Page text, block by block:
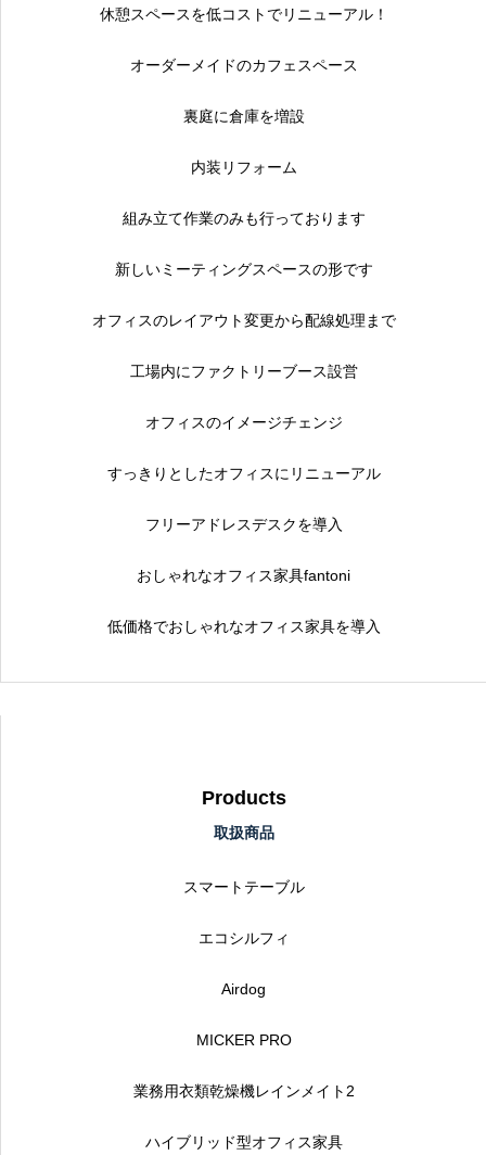
休憩スペースを低コストでリニューアル！
オーダーメイドのカフェスペース
裏庭に倉庫を増設
内装リフォーム
組み立て作業のみも行っております
新しいミーティングスペースの形です
オフィスのレイアウト変更から配線処理まで
工場内にファクトリーブース設営
オフィスのイメージチェンジ
すっきりとしたオフィスにリニューアル
フリーアドレスデスクを導入
おしゃれなオフィス家具fantoni
低価格でおしゃれなオフィス家具を導入
Products
取扱商品
スマートテーブル
エコシルフィ
Airdog
MICKER PRO
業務用衣類乾燥機レインメイト2
ハイブリッド型オフィス家具